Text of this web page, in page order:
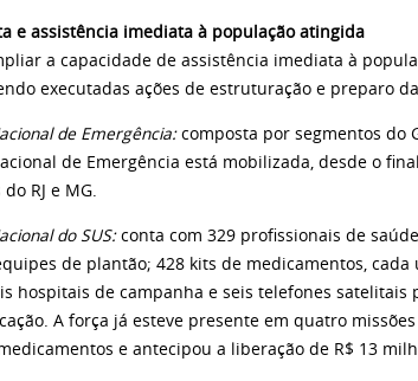
e assistência imediata à população atingida
a capacidade de assistência imediata à
executadas ações de estruturação e preparo
de Emergência:composta por segmentos do
de Emergência está mobilizada, desde o
RJ e MG.
do SUS:conta com 329 profissionais de
de plantão; 428 kits de medicamentos,
hospitais de campanha e seis telefones
A força já esteve presente em quatro
e antecipou a liberação de R$ 13